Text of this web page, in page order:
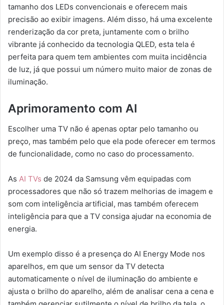
tamanho dos LEDs convencionais e oferecem mais
precisão ao exibir imagens. Além disso, há uma excelente
renderização da cor preta, juntamente com o brilho
vibrante já conhecido da tecnologia QLED, esta tela é
perfeita para quem tem ambientes com muita incidência
de luz, já que possui um número muito maior de zonas de
iluminação.
Aprimoramento com AI
Escolher uma TV não é apenas optar pelo tamanho ou
preço, mas também pelo que ela pode oferecer em termos
de funcionalidade, como no caso do processamento.
As AI TVs de 2024 da Samsung vêm equipadas com
processadores que não só trazem melhorias de imagem e
som com inteligência artificial, mas também oferecem
inteligência para que a TV consiga ajudar na economia de
energia.
Um exemplo disso é a presença do AI Energy Mode nos
aparelhos, em que um sensor da TV detecta
automaticamente o nível de iluminação do ambiente e
ajusta o brilho do aparelho, além de analisar cena a cena e